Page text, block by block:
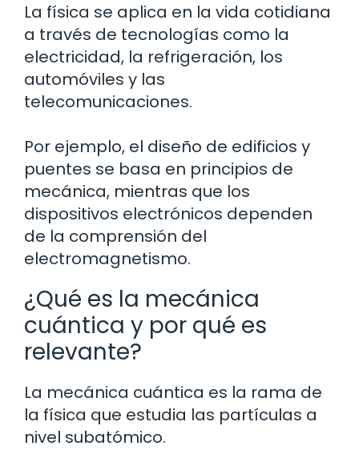
La física se aplica en la vida cotidiana
a través de tecnologías como la
electricidad, la refrigeración, los
automóviles y las
telecomunicaciones.
Por ejemplo, el diseño de edificios y
puentes se basa en principios de
mecánica, mientras que los
dispositivos electrónicos dependen
de la comprensión del
electromagnetismo.
¿Qué es la mecánica
cuántica y por qué es
relevante?
La mecánica cuántica es la rama de
la física que estudia las partículas a
nivel subatómico.